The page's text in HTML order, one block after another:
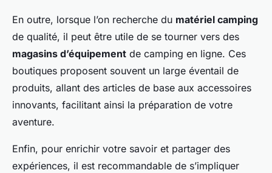
En outre, lorsque l’on recherche du matériel camping
de qualité, il peut être utile de se tourner vers des
magasins d’équipement de camping en ligne. Ces
boutiques proposent souvent un large éventail de
produits, allant des articles de base aux accessoires
innovants, facilitant ainsi la préparation de votre
aventure.
Enfin, pour enrichir votre savoir et partager des
expériences, il est recommandable de s’impliquer